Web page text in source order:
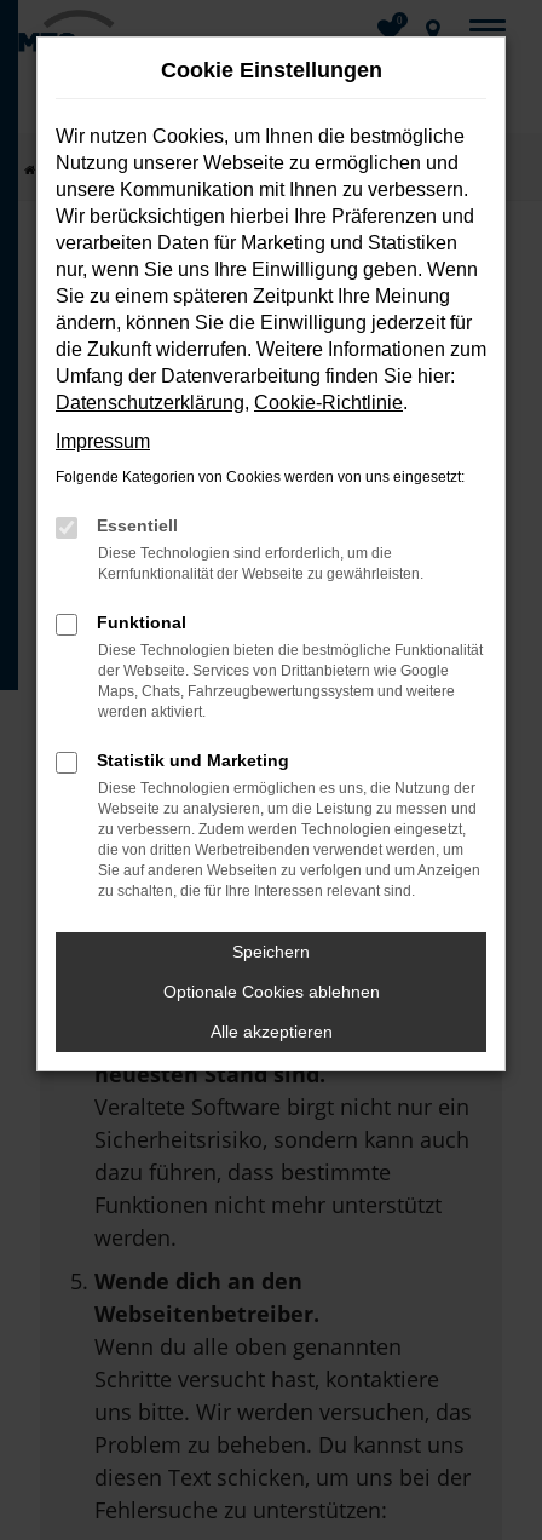
Zum
Hauptinhalt
springen
0
Startseite Fahrzeuge Fahrzeug-Showroom
FEHLER: NETWORK ERROR
Beim Laden ist ein Fehler aufgetreten.
Hier sind ein paar Tipps, die dir helfen
können:
Überprüfe deine Firewall und
deine Internetverbindung.
Laden andere Webseiten, zum
Beispiel deine Suchmaschine?
Browsererweiterungen.
Manche Erweiterungen, wie
Werbeblocker, können das Laden
bestimmter Seiten verhindern.
Funktioniert die Seite in einem
anderen Browser oder in einem
privaten Fenster?
Starte dein Gerät neu.
Das kann manchmal helfen,
vorübergehende Probleme zu
Stelle sicher, dass dein Browser
und dein Betriebssystem auf dem
neuesten Stand sind.
Veraltete Software birgt nicht nur ein
Sicherheitsrisiko, sondern kann auch
dazu führen, dass bestimmte
Funktionen nicht mehr unterstützt
werden.
Wende dich an den
Webseitenbetreiber.
Wenn du alle oben genannten
Schritte versucht hast, kontaktiere
uns bitte. Wir werden versuchen, das
Problem zu beheben. Du kannst uns
diesen Text schicken, um uns bei der
Fehlersuche zu unterstützen:
Cookie Einstellungen
Wir nutzen Cookies, um Ihnen die bestmögliche
Nutzung unserer Webseite zu ermöglichen und
unsere Kommunikation mit Ihnen zu verbessern.
Wir berücksichtigen hierbei Ihre Präferenzen und
verarbeiten Daten für Marketing und Statistiken
nur, wenn Sie uns Ihre Einwilligung geben. Wenn
Sie zu einem späteren Zeitpunkt Ihre Meinung
ändern, können Sie die Einwilligung jederzeit für
die Zukunft widerrufen. Weitere Informationen zum
Umfang der Datenverarbeitung finden Sie hier:
Datenschutzerklärung, Cookie-Richtlinie.
Impressum
Folgende Kategorien von Cookies werden von uns eingesetzt:
Essentiell
Diese Technologien sind erforderlich, um die
Kernfunktionalität der Webseite zu gewährleisten.
Funktional
Diese Technologien bieten die bestmögliche Funktionalität
der Webseite. Services von Drittanbietern wie Google
Maps, Chats, Fahrzeugbewertungssystem und weitere
werden aktiviert.
Statistik und Marketing
Diese Technologien ermöglichen es uns, die Nutzung der
Webseite zu analysieren, um die Leistung zu messen und
zu verbessern. Zudem werden Technologien eingesetzt,
die von dritten Werbetreibenden verwendet werden, um
Sie auf anderen Webseiten zu verfolgen und um Anzeigen
zu schalten, die für Ihre Interessen relevant sind.
Speichern
Optionale Cookies ablehnen
Alle akzeptieren